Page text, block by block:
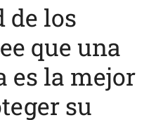
de los
que una
es la mejor
su